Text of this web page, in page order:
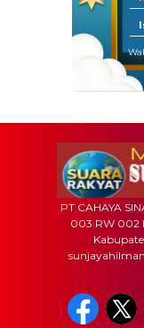
PT CAHAYA
003 RW 002